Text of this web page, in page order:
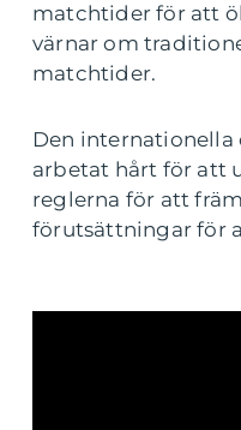
matchtider för att
värnar om
matchtider.
Den
arbetat hårt för att
reglerna för att
förutsättningar för